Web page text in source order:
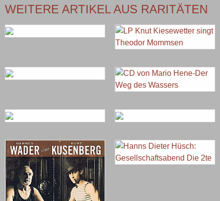
WEITERE ARTIKEL AUS RARITÄTEN